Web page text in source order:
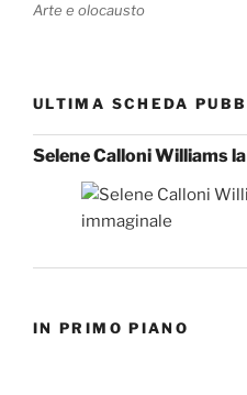
Arte e olocausto
ULTIMA SCHEDA
Selene Calloni Williams
IN PRIMO PIANO